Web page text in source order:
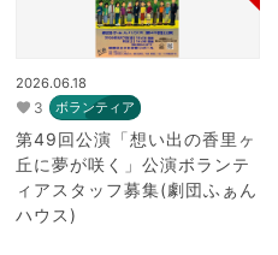
2026.06.18
3 ボランティア
第49回公演「想い出の香里ヶ
丘に夢が咲く」公演ボランテ
ィアスタッフ募集(劇団ふぁん
ハウス)